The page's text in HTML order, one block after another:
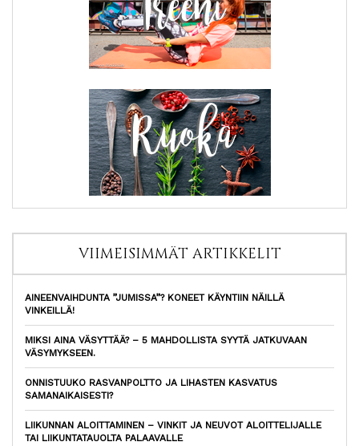
VIIMEISIMMÄT ARTIKKELIT
AINEENVAIHDUNTA ”JUMISSA”? KONEET KÄYNTIIN NÄILLÄ
VINKEILLÄ!
MIKSI AINA VÄSYTTÄÄ? – 5 MAHDOLLISTA SYYTÄ JATKUVAAN
VÄSYMYKSEEN.
ONNISTUUKO RASVANPOLTTO JA LIHASTEN KASVATUS
SAMANAIKAISESTI?
LIIKUNNAN ALOITTAMINEN – VINKIT JA NEUVOT ALOITTELIJALLE
TAI LIIKUNTATAUOLTA PALAAVALLE